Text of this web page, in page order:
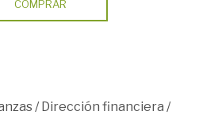
COMPRAR
/Dirección financiera /